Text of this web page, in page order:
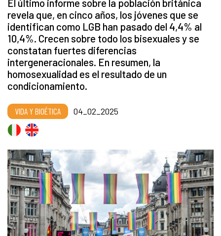
El último informe sobre la población británica
revela que, en cinco años, los jóvenes que se
identifican como LGB han pasado del 4,4% al
10,4%. Crecen sobre todo los bisexuales y se
constatan fuertes diferencias
intergeneracionales. En resumen, la
homosexualidad es el resultado de un
condicionamiento.
VIDA Y BIOÉTICA 04_02_2025